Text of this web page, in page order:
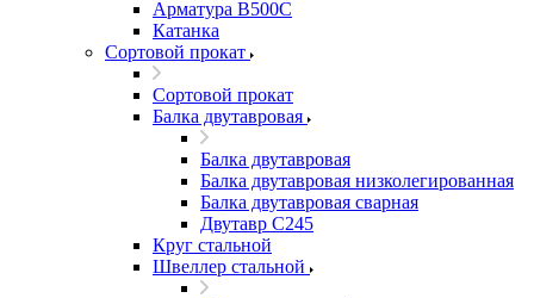
Арматура В500С
Катанка
Сортовой прокат
Сортовой прокат
Балка двутавровая
Балка двутавровая
Балка двутавровая низколегированная
Балка двутавровая сварная
Двутавр С245
Круг стальной
Швеллер стальной